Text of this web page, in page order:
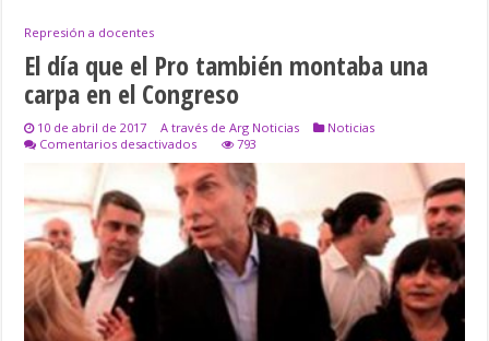
Represión a docentes
El día que el Pro también montaba una
carpa en el Congreso
10 de abril de 2017 A través de Arg Noticias
Noticias
Comentarios desactivadosen
El
día
que
el
Pro
también
montaba
una
carpa
793